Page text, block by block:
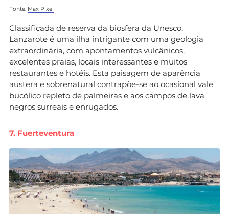
Fonte: Max Pixel
Classificada de reserva da biosfera da Unesco,
Lanzarote é uma ilha intrigante com uma geologia
extraordinária, com apontamentos vulcânicos,
excelentes praias, locais interessantes e muitos
restaurantes e hotéis. Esta paisagem de aparência
austera e sobrenatural contrapõe-se ao ocasional vale
bucólico repleto de palmeiras e aos campos de lava
negros surreais e enrugados.
7. Fuerteventura